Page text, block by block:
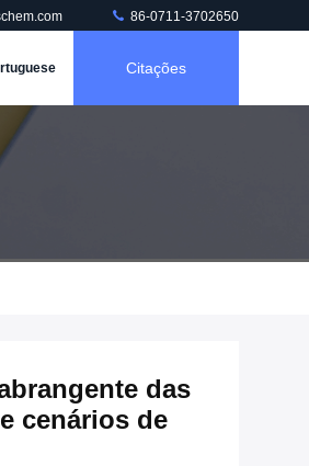
86-0711-3702650
Citações
das
cenários de